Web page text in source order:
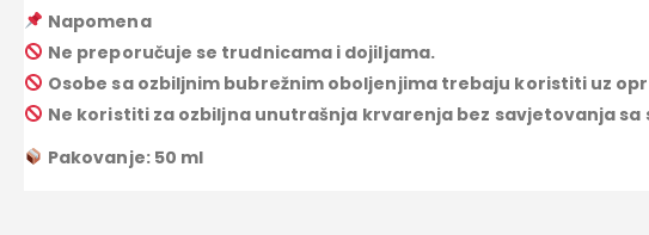
Napomena
Ne preporučuje se trudnicama i dojiljama.
Osobe sa ozbiljnim bubrežnim oboljenjima trebaju koristiti uz
Ne koristiti za ozbiljna unutrašnja krvarenja bez savjetovanja sa
Pakovanje: 50 ml